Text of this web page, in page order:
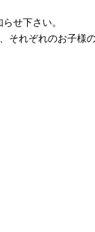
せ下さい。
れぞれのお子様